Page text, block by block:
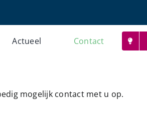
Actueel Contact
mogelijk contact met u op.